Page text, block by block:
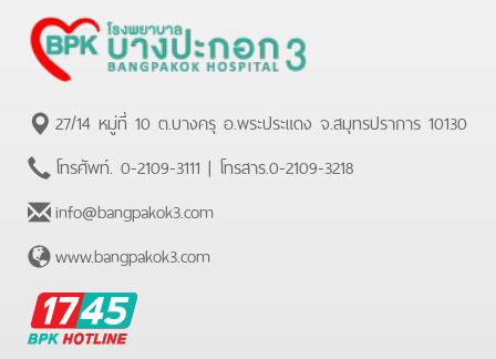
27/14 หมู่ที่ 10 ต.บางครุ อ.พระประแดง จ.สมุทรปราการ 10130
โทรศัพท์. 0-2109-3111 | โทรสาร.0-2109-3218
info@bangpakok3.com
www.bangpakok3.com
BPK
Hotline